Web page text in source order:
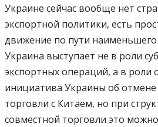
Украине сейчас вообще нет
экспортной политики, есть
движение по пути наименьшего
Украина выступает не в роли
экспортных операций, а в роли
инициатива Украины об
торговли с Китаем, но при
совместной торговли это